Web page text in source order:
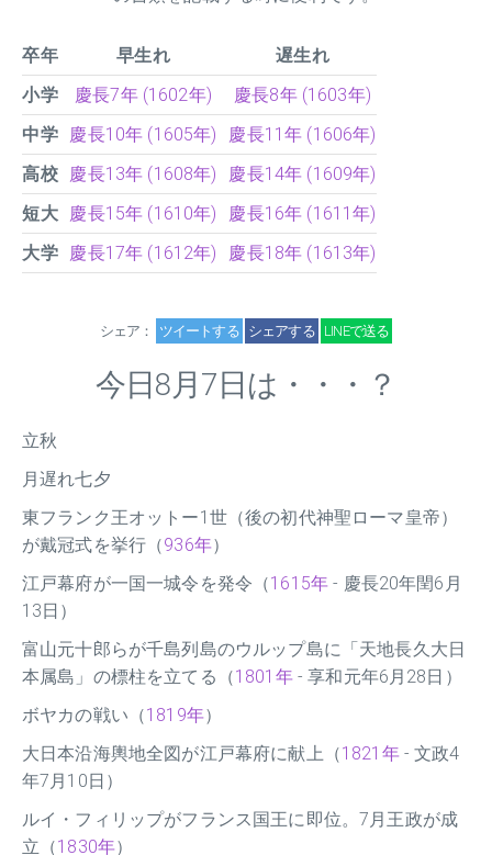
卒年 早生れ
遅生れ
小学
慶長7年 (1602年)
慶長8年 (1603年)
中学 慶長10年 (1605年)
慶長11年 (1606年)
高校 慶長13年 (1608年)
慶長14年 (1609年)
短大 慶長15年 (1610年)
慶長16年 (1611年)
大学 慶長17年 (1612年) 慶長18年 (1613年)
シェア： ツイートする シェアする LINEで送る
今日8月7日は・・・？
立秋
月遅れ七夕
東フランク王オットー1世（後の初代神聖ローマ皇帝）
が戴冠式を挙行（936年）
江戸幕府が一国一城令を発令（1615年 - 慶長20年閏6月
13日）
富山元十郎らが千島列島のウルップ島に「天地長久大日
本属島」の標柱を立てる（1801年- 享和元年6月28日）
ボヤカの戦い（1819年）
大日本沿海輿地全図が江戸幕府に献上（1821年- 文政4
年7月10日）
ルイ・フィリップがフランス国王に即位。7月王政が成
立（1830年）